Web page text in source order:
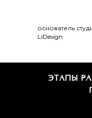
основатель
LiDesign
ЭТАПЫ